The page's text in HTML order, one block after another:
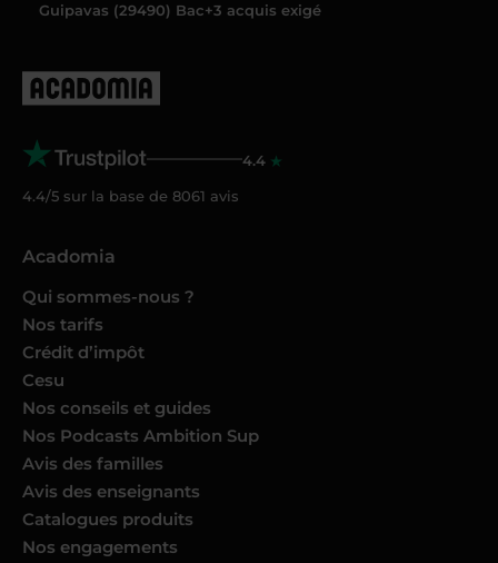
Guipavas (29490) Bac+3 acquis exigé
4.4
4.4/5 sur la base de 8061 avis
Acadomia
Qui sommes-nous ?
Nos tarifs
Crédit d’impôt
Cesu
Nos conseils et guides
Nos Podcasts Ambition Sup
Avis des familles
Avis des enseignants
Catalogues produits
Nos engagements